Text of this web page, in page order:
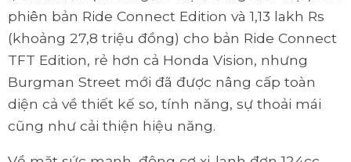
phiên bản Ride Connect Edition và 1,13 lakh Rs
(khoảng 27,8 triệu đồng) cho bản Ride Connect
TFT Edition, rẻ hơn cả Honda Vision, nhưng
Burgman Street mới đã được nâng cấp toàn
diện cả về thiết kế so, tính năng, sự thoải mái
cũng như cải thiện hiệu năng.